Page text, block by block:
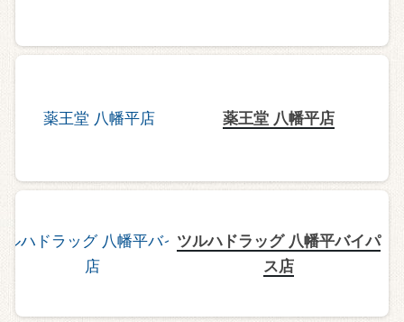
薬王堂 八幡平店
ツルハドラッグ 八幡平バイパ
ス店